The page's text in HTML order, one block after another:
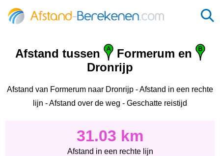
Afstand tussen
Formerum en
Dronrijp
Afstand van Formerum naar Dronrijp - Afstand in een rechte
lijn - Afstand over de weg - Geschatte reistijd
31.03 km
Afstand in een rechte lijn